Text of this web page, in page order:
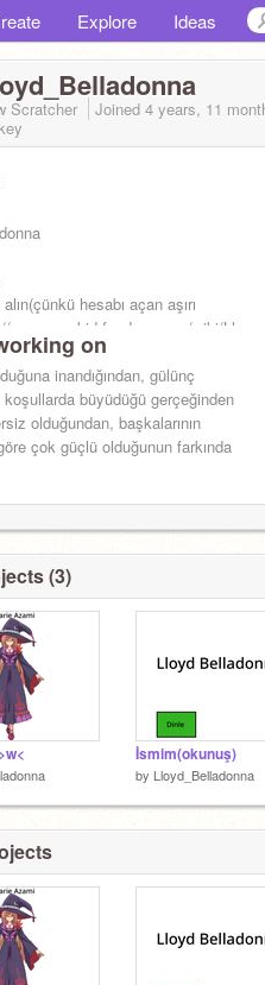
Explore Ideas
Scratcher Joined 4 years, 11
hesabı açan aşırı
supposeakid.fandom.com/wiki/
sıcakkanlı biri.
on
inandığından, gülünç
büyüdüğü gerçeğinden
olduğundan, başkalarının
çok güçlü olduğunun farkında
(3)
İsmim(okunuş)
by Lloyd_Belladonna